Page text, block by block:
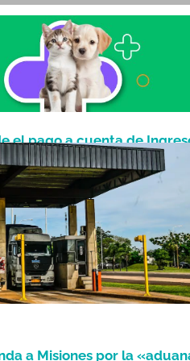
el pago a cuenta de
de los contribuyentes
a Misiones por la